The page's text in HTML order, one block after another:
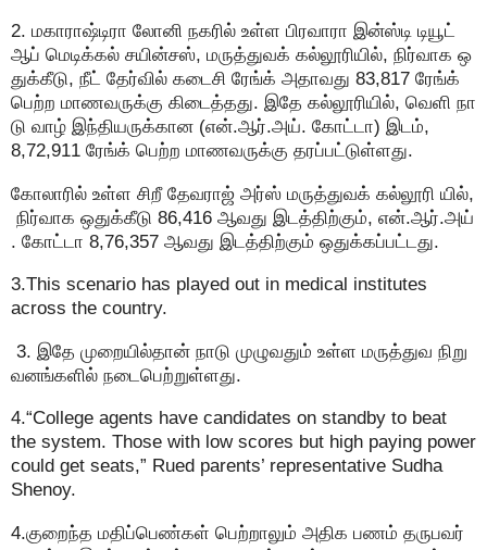
2. மகாராஷ்டிரா லோனி நகரில் உள்ள பிரவாரா இன்ஸ்டி டியூட்
ஆப் மெடிக்கல் சயின்சஸ், மருத்துவக் கல்லூரியில், நிர்வாக ஒ
துக்கீடு, நீட் தேர்வில் கடைசி ரேங்க் அதாவது 83,817 ரேங்க்
பெற்ற மாணவருக்கு கிடைத்தது. இதே கல்லூரியில், வெளி நா
டு வாழ் இந்தியருக்கான (என்.ஆர்.அய். கோட்டா) இடம்,
8,72,911 ரேங்க் பெற்ற மாணவருக்கு தரப்பட்டுள்ளது.
கோலாரில் உள்ள சிறீ தேவராஜ் அர்ஸ் மருத்துவக் கல்லூரி யில்,
நிர்வாக ஒதுக்கீடு 86,416 ஆவது இடத்திற்கும், என்.ஆர்.அய்
. கோட்டா 8,76,357 ஆவது இடத்திற்கும் ஒதுக்கப்பட்டது.
3.This scenario has played out in medical institutes
across the country.
3. இதே முறையில்தான் நாடு முழுவதும் உள்ள மருத்துவ நிறு
வனங்களில் நடைபெற்றுள்ளது.
4.“College agents have candidates on standby to beat
the system. Those with low scores but high paying power
could get seats,” Rued parents’ representative Sudha
Shenoy.
4.குறைந்த மதிப்பெண்கள் பெற்றாலும் அதிக பணம் தருபவர்